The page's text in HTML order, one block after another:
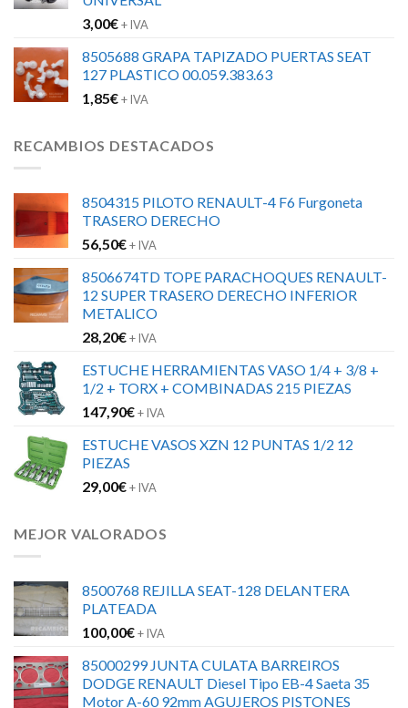
3,00€+ IVA
8505688 GRAPA TAPIZADO PUERTAS SEAT
127 PLASTICO 00.059.383.63
1,85€+ IVA
RECAMBIOS DESTACADOS
8504315 PILOTO RENAULT-4 F6 Furgoneta
TRASERO DERECHO
56,50€+ IVA
8506674TD TOPE PARACHOQUES RENAULT-
12 SUPER TRASERO DERECHO INFERIOR
METALICO
28,20€+ IVA
ESTUCHE HERRAMIENTAS VASO 1/4 + 3/8 +
1/2 + TORX + COMBINADAS 215 PIEZAS
147,90€+ IVA
ESTUCHE VASOS XZN 12 PUNTAS 1/2 12
PIEZAS
29,00€+ IVA
MEJOR VALORADOS
8500768 REJILLA SEAT-128 DELANTERA
PLATEADA
100,00€+ IVA
85000299 JUNTA CULATA BARREIROS
DODGE RENAULT Diesel Tipo EB-4 Saeta 35
Motor A-60 92mm AGUJEROS PISTONES